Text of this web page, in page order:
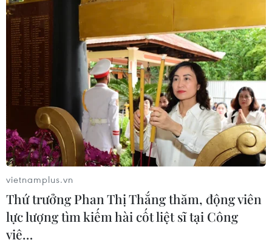
CƠ QUAN CHỦ QUẢN: THÔNG TẤN XÃ VIỆT NAM
Tổng Biên tập: TRẦN TIẾN DUẨN
Phó Tổng Biên tập: NGUYỄN THỊ TÁM, KHÚC THANH
THỦY
Sở hữu trí tuệ
Quy định sử dụng
RSS
Hỗ trợ
Ngôn ngữ
TTXVN
Dịch vụ tin
Liên hệ
vietnamplus.vn
Thứ trưởng Phan Thị Thắng thăm, động viên
lực lượng tìm kiếm hài cốt liệt sĩ tại Công
viê…